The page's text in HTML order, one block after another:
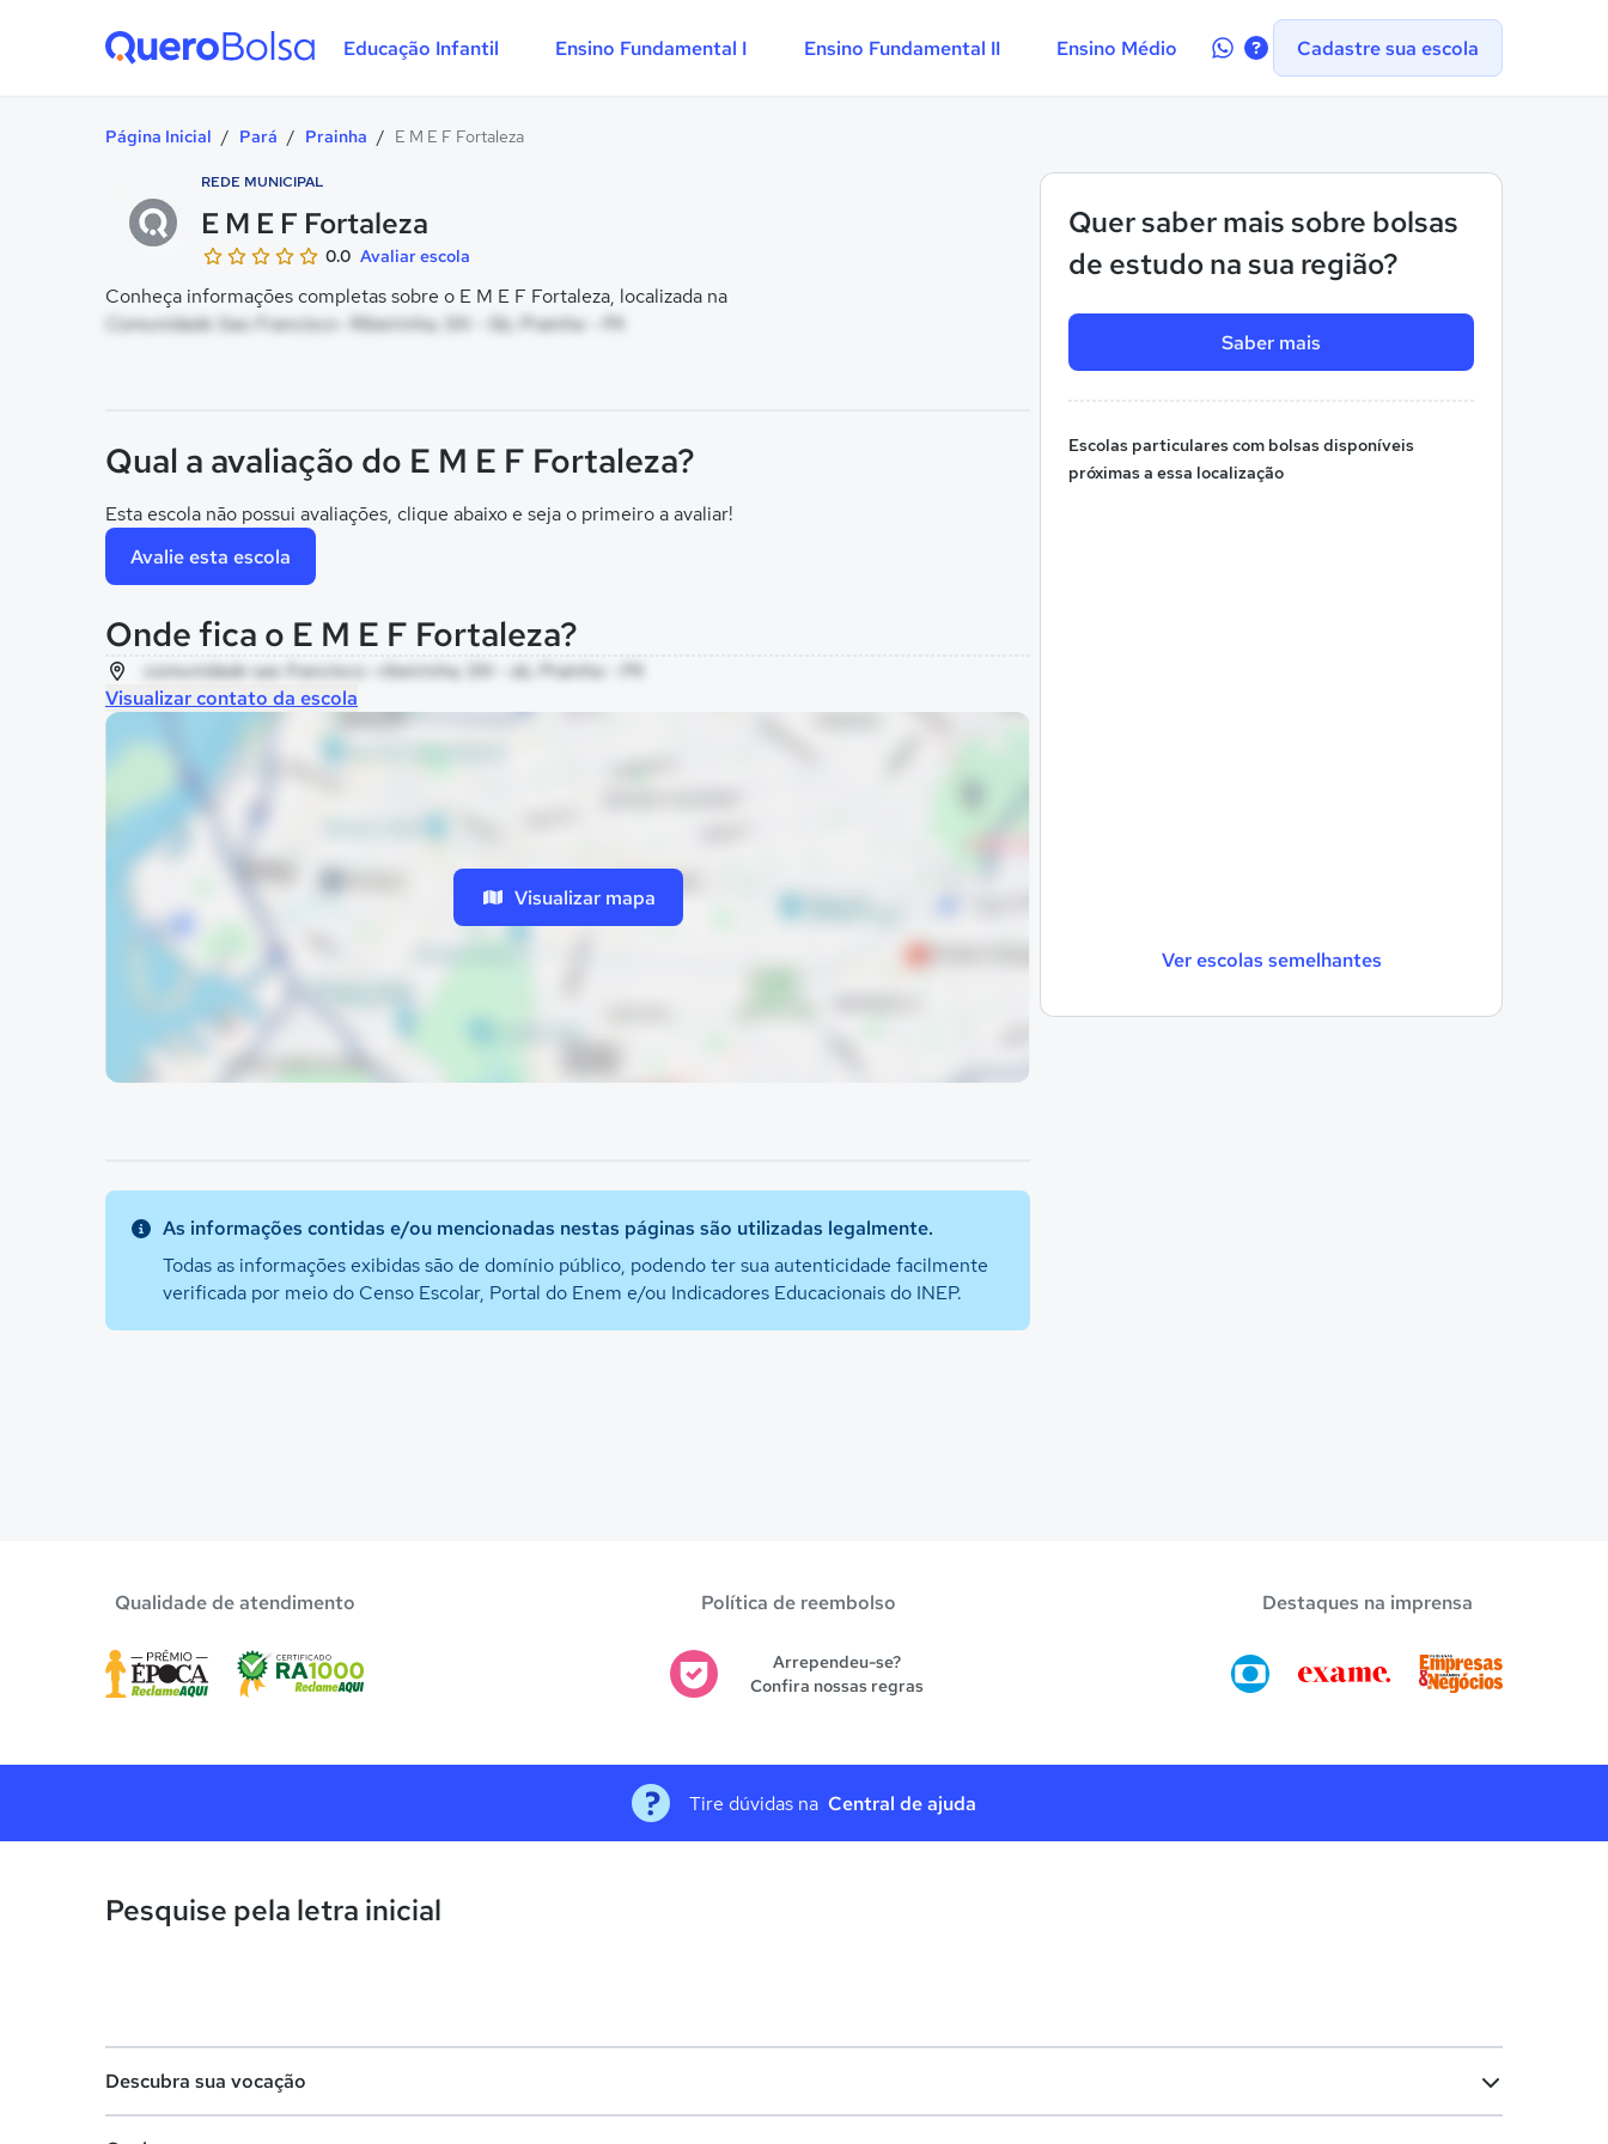
Educação Infantil Ensino Fundamental I Ensino Fundamental II Ensino Médio
Contate-Cadastre sua escola
Página Inicial / Pará / Prainha / E M E F Fortaleza
REDE MUNICIPAL
E M E F Fortaleza
0.0 Avaliar escola
Conheça informações completas sobre o E M E F Fortaleza, localizada na
Comunidade Sao Francisco- Ribeirinha, SN - Sb, Prainha - PA
Quer saber mais sobre bolsas
de estudo na sua região?
Saber mais
Escolas particulares com bolsas disponíveis
próximas a essa localização
Ver escolas semelhantes
Qual a avaliação do E M E F Fortaleza?
Esta escola não possui avaliações, clique abaixo e seja o primeiro a avaliar!
Avalie esta escola
Onde fica o E M E F Fortaleza?
comunidade sao francisco- ribeirinha, SN - sb, Prainha - PA
Visualizar contato da escola
Visualizar mapa
As informações contidas e/ou mencionadas nestas páginas são utilizadas legalmente.
Todas as informações exibidas são de domínio público, podendo ter sua autenticidade facilmente
verificada por meio do Censo Escolar, Portal do Enem e/ou Indicadores Educacionais do INEP.
Qualidade de atendimento Política de reembolso
Arrependeu-se?
Confira nossas regras
Destaques na imprensa
Tire dúvidas na Central de ajuda
Pesquise pela letra inicial
Descubra sua vocação